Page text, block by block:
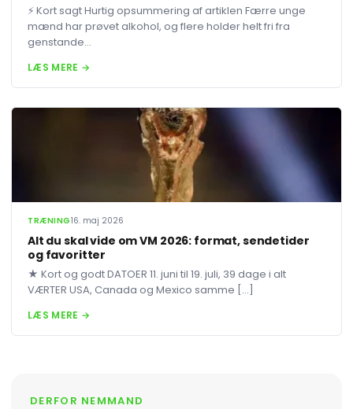
⚡ Kort sagt Hurtig opsummering af artiklen Færre unge
mænd har prøvet alkohol, og flere holder helt fri fra
genstande...
LÆS MERE →
TRÆNING16. maj 2026
Alt du skal vide om VM 2026: format, sendetider
og favoritter
★ Kort og godt DATOER 11. juni til 19. juli, 39 dage i alt
VÆRTER USA, Canada og Mexico samme […]
LÆS MERE →
DERFOR NEMMAND